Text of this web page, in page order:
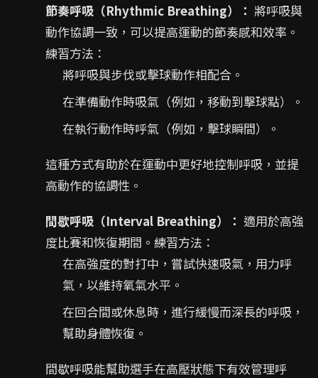
節奏呼吸（Rhythmic Breathing）： 將呼吸與
動作協調一致，可以提高運動的節奏感和效率。
練習方法：
將呼吸與步伐或擊球動作相配合。
在準備動作時吸氣（例如，移動到擊球點）。
在執行動作時呼氣（例如，擊球瞬間）。
這種方式有助於在運動中更好地控制呼吸，並提
高動作的協調性。
間歇呼吸（Interval Breathing）： 適用於高強
度比賽和恢復期間。練習方法：
在高強度的對打中，嘗試快速吸氣，用力呼
氣，以維持氧氣水平。
在回合間或休息時，進行緩慢而深長的呼吸，
幫助身體恢復。
間歇呼吸能幫助選手在高壓狀態下有效管理呼